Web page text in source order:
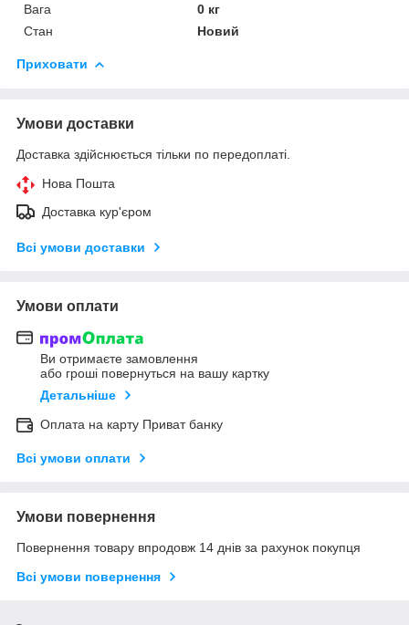
Вага
0 кг
Стан
Новий
Приховати
Умови доставки
Доставка здійснюється тільки по передоплаті.
Нова Пошта
Доставка кур'єром
Всі умови доставки
Умови оплати
Ви отримаєте замовлення
або гроші повернуться на вашу картку
Детальніше
Оплата на карту Приват банку
Всі умови оплати
Умови повернення
Повернення товару впродовж 14 днів за рахунок покупця
Всі умови повернення